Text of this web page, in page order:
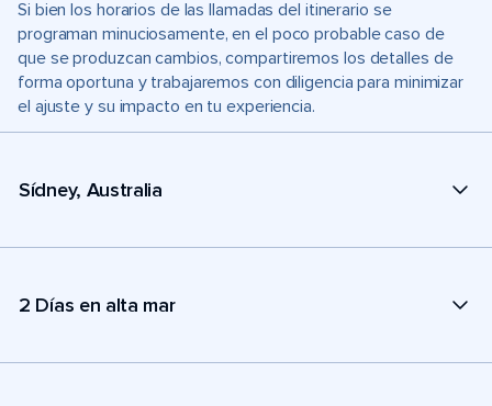
Si bien los horarios de las llamadas del itinerario se
programan minuciosamente, en el poco probable caso de
que se produzcan cambios, compartiremos los detalles de
forma oportuna y trabajaremos con diligencia para minimizar
el ajuste y su impacto en tu experiencia.
Sídney, Australia
2 Días en alta mar